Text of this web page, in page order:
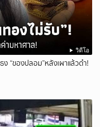
วิดีโอ
“ของปลอม”หลังเผาแล้วดำ!